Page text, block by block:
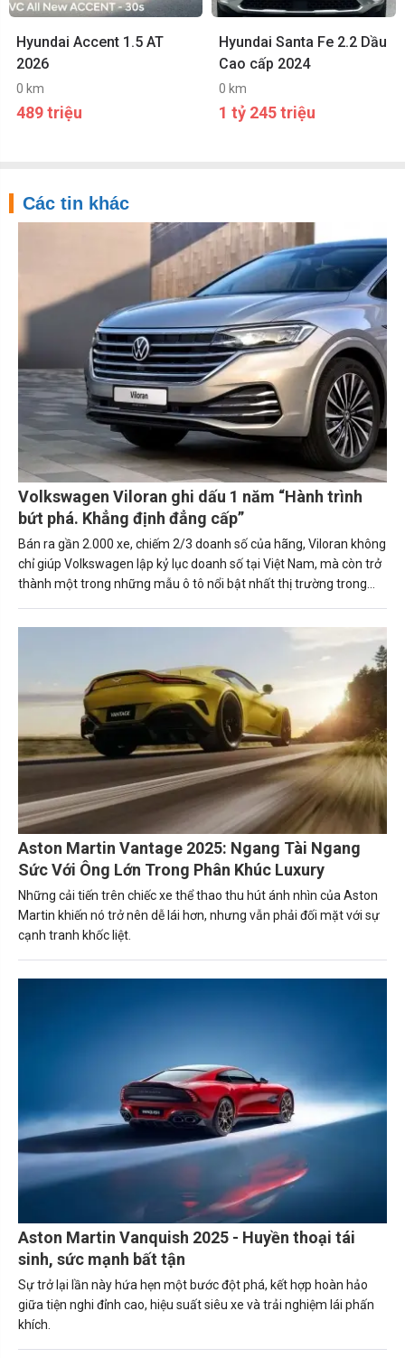
Hyundai Accent 1.5 AT
2026
0 km
489 triệu
Hyundai Santa Fe 2.2 Dầu
Cao cấp 2024
0 km
1 tỷ 245 triệu
Các tin khác
Volkswagen Viloran ghi dấu 1 năm “Hành trình
bứt phá. Khẳng định đẳng cấp”
Bán ra gần 2.000 xe, chiếm 2/3 doanh số của hãng, Viloran không
chỉ giúp Volkswagen lập kỷ lục doanh số tại Việt Nam, mà còn trở
thành một trong những mẫu ô tô nổi bật nhất thị trường trong
Aston Martin Vantage 2025: Ngang Tài Ngang
Sức Với Ông Lớn Trong Phân Khúc Luxury
Những cải tiến trên chiếc xe thể thao thu hút ánh nhìn của Aston
Martin khiến nó trở nên dễ lái hơn, nhưng vẫn phải đối mặt với sự
cạnh tranh khốc liệt.
Aston Martin Vanquish 2025 - Huyền thoại tái
sinh, sức mạnh bất tận
Sự trở lại lần này hứa hẹn một bước đột phá, kết hợp hoàn hảo
giữa tiện nghi đỉnh cao, hiệu suất siêu xe và trải nghiệm lái phấn
khích.